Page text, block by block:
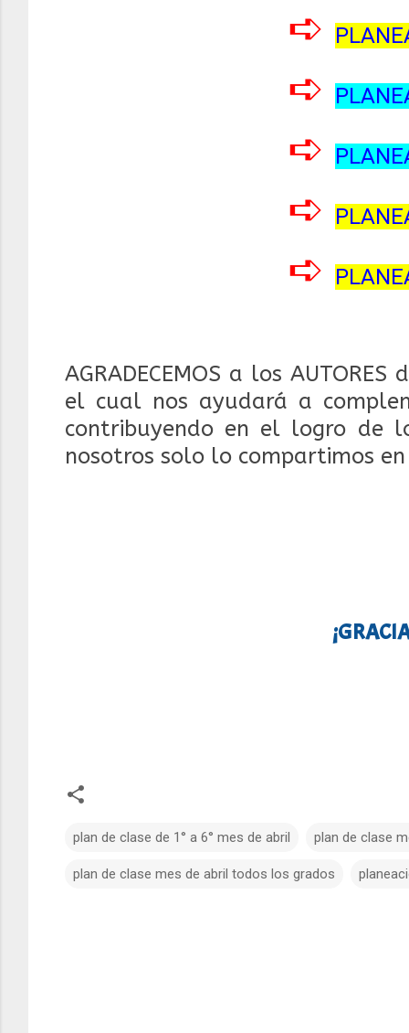
➪
➪
➪
➪
➪
AGRADECEMOS a los AUTORES
el cual nos ayudará a
contribuyendo en el logro de
nosotros solo lo compartimos en
plan de clase de 1° a 6° mes de abril plan de clase
plan de clase mes de abril todos los grados